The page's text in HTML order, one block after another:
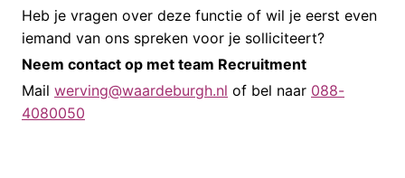
Heb je vragen over deze functie of wil je eerst even
iemand van ons spreken voor je solliciteert?
Neem contact op met team Recruitment
Mail werving@waardeburgh.nl of bel naar 088-
4080050